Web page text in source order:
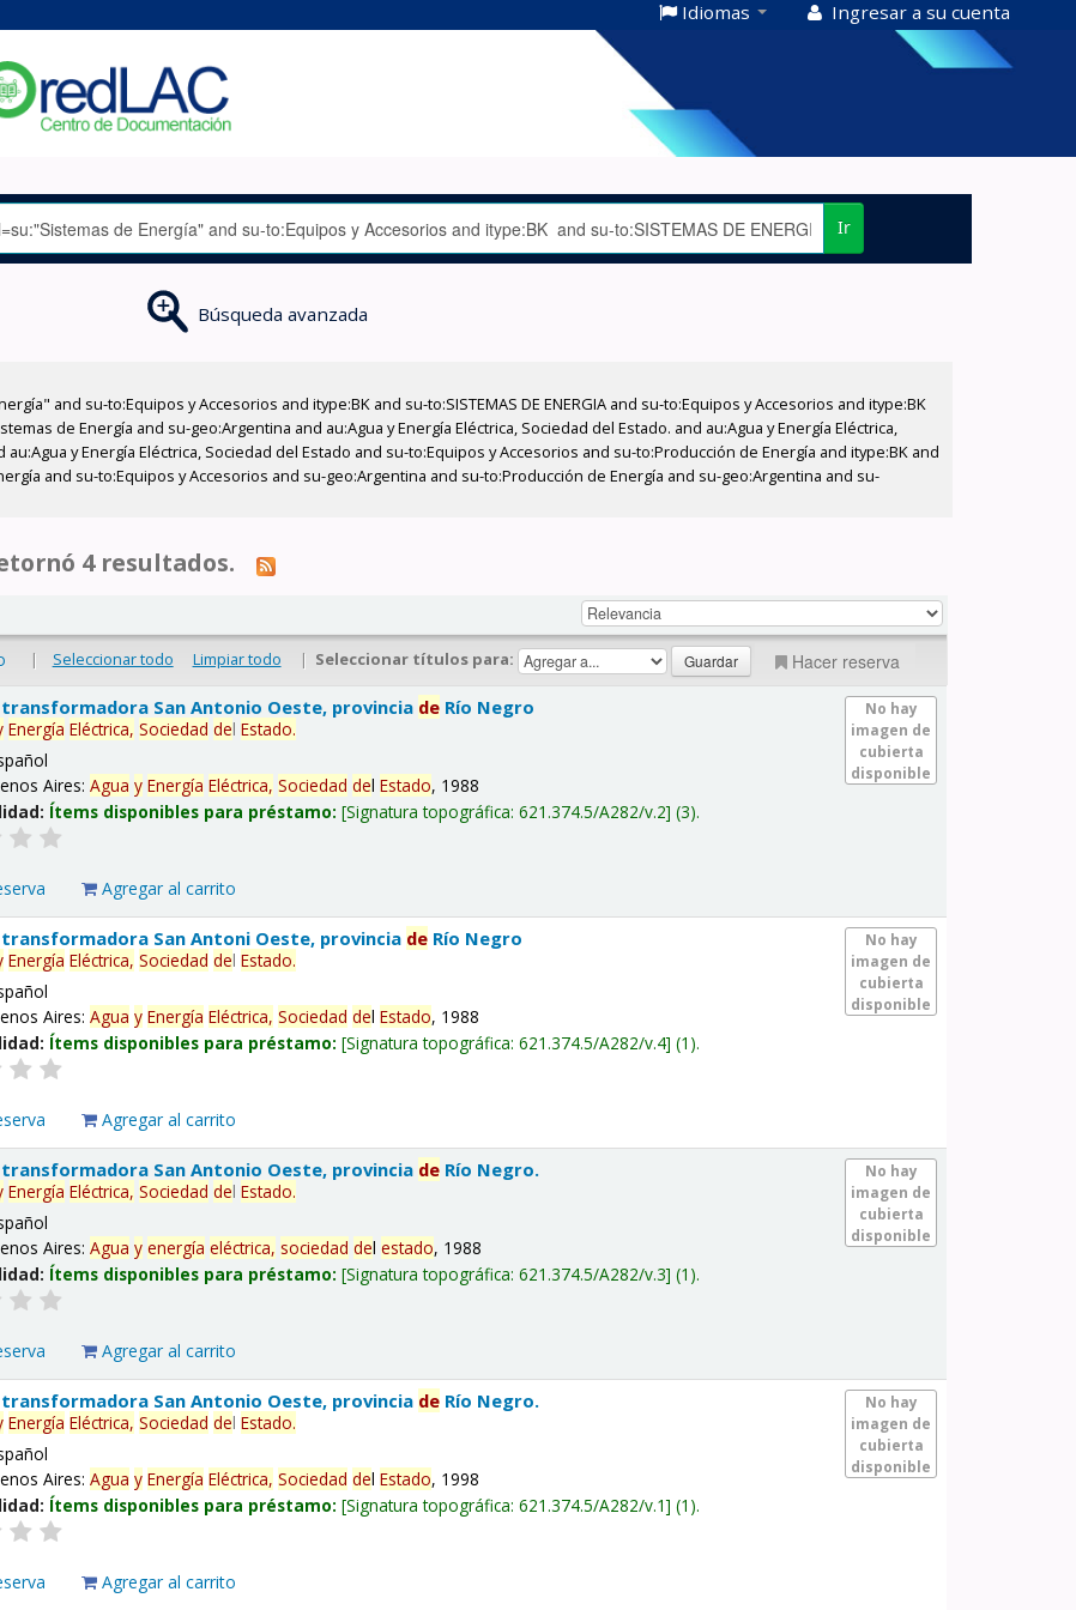
Idiomas Ingresar a su cuenta
Ir
Búsqueda avanzada
and su-to:Equipos y Accesorios and itype:BK and su-to:SISTEMAS DE ENERGIA and su-to:Equipos y Accesorios and itype:BK
de Energía and su-geo:Argentina and au:Agua y Energía Eléctrica, Sociedad del Estado. and au:Agua y Energía Eléctrica,
y Energía Eléctrica, Sociedad del Estado and su-to:Equipos y Accesorios and su-to:Producción de Energía and itype:BK and
and su-to:Equipos y Accesorios and su-geo:Argentina and su-to:Producción de Energía and su-geo:Argentina and su-
4 resultados.
| Seleccionar todo Limpiar todo | Seleccionar títulos para: Hacer reserva
No hay
imagen de
cubierta
disponible
San Antonio Oeste, provincia de Río Negro
Energía Eléctrica, Sociedad delEstado.
Aires:Agua y Energía Eléctrica, Sociedad delEstado, 1988
Ítems disponibles para préstamo: Signatura topográfica:621.374.5/A282/v.2 (3).
Agregar al carrito
No hay
imagen de
cubierta
disponible
San Antoni Oeste, provincia de Río Negro
Energía Eléctrica, Sociedad delEstado.
Aires:Agua y Energía Eléctrica, Sociedad delEstado, 1988
Ítems disponibles para préstamo: Signatura topográfica:621.374.5/A282/v.4 (1).
Agregar al carrito
No hay
imagen de
cubierta
disponible
San Antonio Oeste, provincia de Río Negro.
Energía Eléctrica, Sociedad delEstado.
Aires:Agua y energía eléctrica, sociedad delestado, 1988
Ítems disponibles para préstamo: Signatura topográfica:621.374.5/A282/v.3 (1).
Agregar al carrito
No hay
imagen de
cubierta
disponible
San Antonio Oeste, provincia de Río Negro.
Energía Eléctrica, Sociedad delEstado.
Aires:Agua y Energía Eléctrica, Sociedad delEstado, 1998
Ítems disponibles para préstamo: Signatura topográfica:621.374.5/A282/v.1 (1).
Agregar al carrito